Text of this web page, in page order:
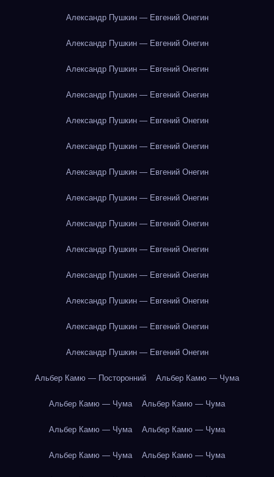
Александр Пушкин — Евгений Онегин
Александр Пушкин — Евгений Онегин
Александр Пушкин — Евгений Онегин
Александр Пушкин — Евгений Онегин
Александр Пушкин — Евгений Онегин
Александр Пушкин — Евгений Онегин
Александр Пушкин — Евгений Онегин
Александр Пушкин — Евгений Онегин
Александр Пушкин — Евгений Онегин
Александр Пушкин — Евгений Онегин
Александр Пушкин — Евгений Онегин
Александр Пушкин — Евгений Онегин
Александр Пушкин — Евгений Онегин
Александр Пушкин — Евгений Онегин
Альбер Камю — Посторонний Альбер Камю — Чума
Альбер Камю — Чума Альбер Камю — Чума
Альбер Камю — Чума Альбер Камю — Чума
Альбер Камю — Чума Альбер Камю — Чума